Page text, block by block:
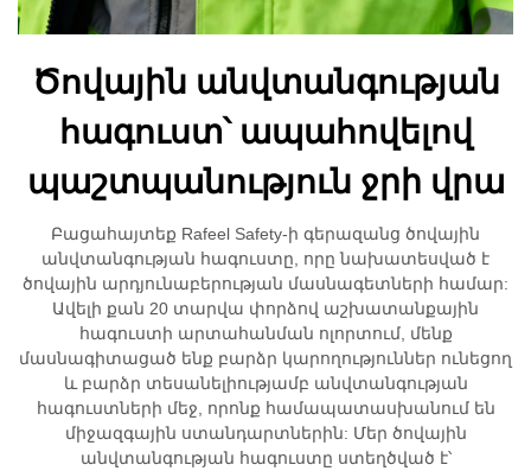
Ծովային անվտանգության
հագուստ՝ ապահովելով
պաշտպանություն ջրի վրա
Բացահայտեք Rafeel Safety-ի գերազանց ծովային
անվտանգության հագուստը, որը նախատեսված է
ծովային արդյունաբերության մասնագետների համար:
Ավելի քան 20 տարվա փորձով աշխատանքային
հագուստի արտահանման ոլորտում, մենք
մասնագիտացած ենք բարձր կարողություններ ունեցող
և բարձր տեսանելիությամբ անվտանգության
հագուստների մեջ, որոնք համապատասխանում են
միջազգային ստանդարտներին: Մեր ծովային
անվտանգության հագուստը ստեղծված է՝